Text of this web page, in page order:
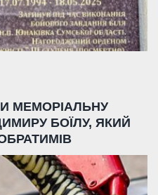
МЕМОРІАЛЬНУ
БОЇЛУ, ЯКИЙ